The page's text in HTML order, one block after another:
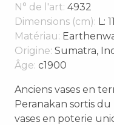
N° de l'art: 4932
Dimensions (cm): L:
Matériau:
Origine: Sumatra,
Âge: c1900
Anciens vases en
Peranakan sortis du
vases en poterie